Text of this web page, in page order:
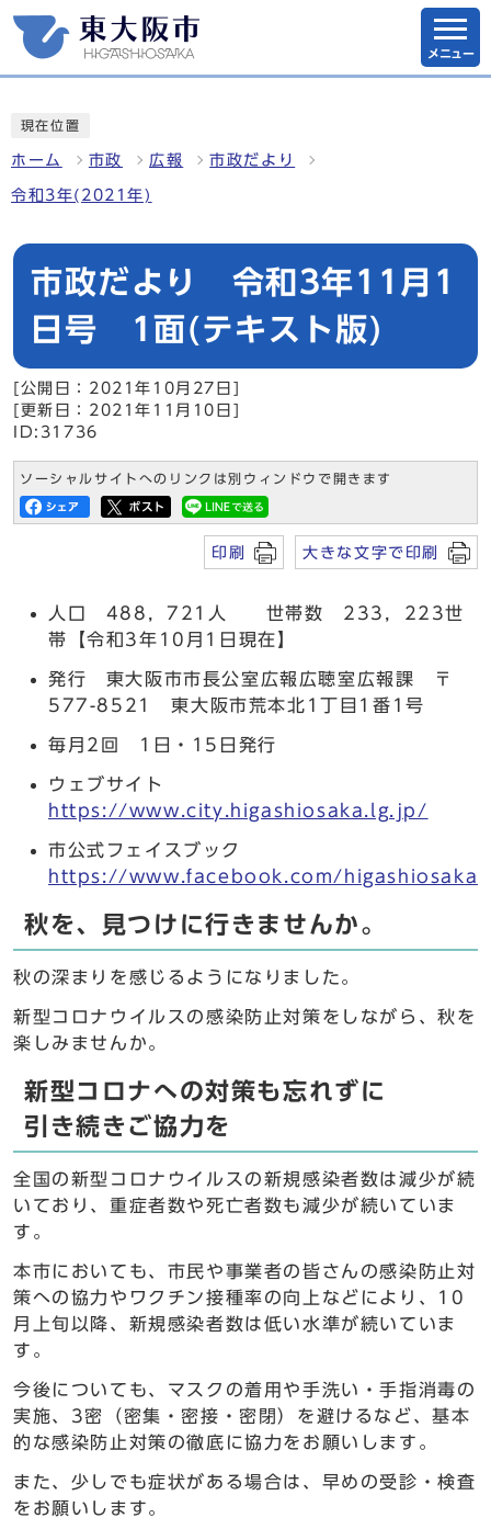
メニュー
現在位置
ホーム 市政 広報 市政だより
令和3年(2021年)
市政だより 令和3年11月1
日号 1面(テキスト版)
[公開日：2021年10月27日]
[更新日：2021年11月10日]
ID:31736
ソーシャルサイトへのリンクは別ウィンドウで開きます
印刷 大きな文字で印刷
人口 488，721人 世帯数 233，223世
帯【令和3年10月1日現在】
発行 東大阪市市長公室広報広聴室広報課 〒
577-8521 東大阪市荒本北1丁目1番1号
毎月2回 1日・15日発行
ウェブサイト
https://www.city.higashiosaka.lg.jp/
市公式フェイスブック
https://www.facebook.com/
秋を、見つけに行きませんか。
秋の深まりを感じるようになりました。
新型コロナウイルスの感染防止対策をしながら、秋を
楽しみませんか。
新型コロナへの対策も忘れずに
引き続きご協力を
全国の新型コロナウイルスの新規感染者数は減少が続
いており、重症者数や死亡者数も減少が続いていま
す。
本市においても、市民や事業者の皆さんの感染防止対
策への協力やワクチン接種率の向上などにより、10
月上旬以降、新規感染者数は低い水準が続いていま
す。
今後についても、マスクの着用や手洗い・手指消毒の
実施、3密（密集・密接・密閉）を避けるなど、基本
的な感染防止対策の徹底に協力をお願いします。
また、少しでも症状がある場合は、早めの受診・検査
をお願いします。